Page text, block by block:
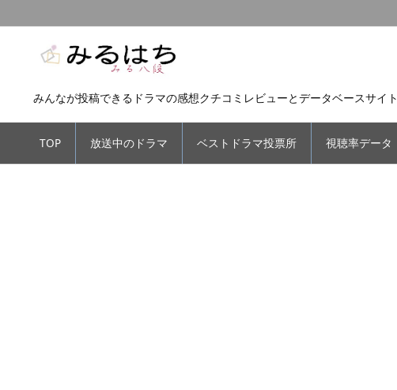
みんなが投稿できるドラマの感想クチコミレビューとデータベースサイト
TOP 放送中のドラマ ベストドラマ投票所 視聴率データ